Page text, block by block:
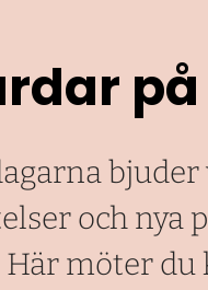
på
och nya
Här möter